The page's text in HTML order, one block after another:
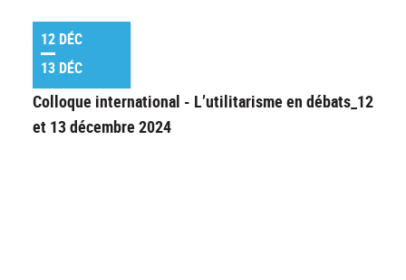
12 DÉC
13 DÉC
Colloque international - L’utilitarisme en débats_12
et 13 décembre 2024